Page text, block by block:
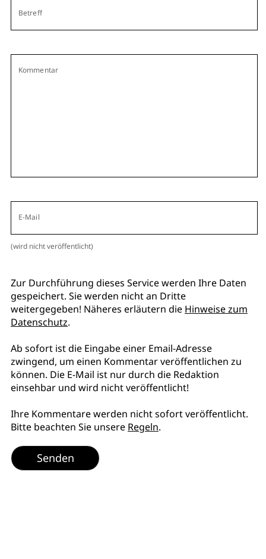
Betreff
Kommentar
E-Mail
(wird nicht veröffentlicht)
Zur Durchführung dieses Service werden Ihre Daten
gespeichert. Sie werden nicht an Dritte
weitergegeben! Näheres erläutern die Hinweise zum
Datenschutz.
Ab sofort ist die Eingabe einer Email-Adresse
zwingend, um einen Kommentar veröffentlichen zu
können. Die E-Mail ist nur durch die Redaktion
einsehbar und wird nicht veröffentlicht!
Ihre Kommentare werden nicht sofort veröffentlicht.
Bitte beachten Sie unsere Regeln.
Senden